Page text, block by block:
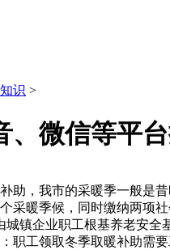
识 >
、微信等平
，我市的采暖季一般是昔
采暖季候，同时缴纳两项
城镇企业职工根基养老安
职工领取冬季取暖补助需